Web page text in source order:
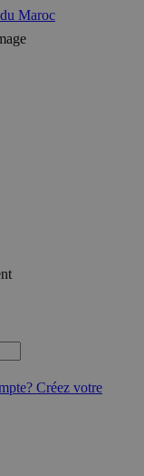
Créez votre